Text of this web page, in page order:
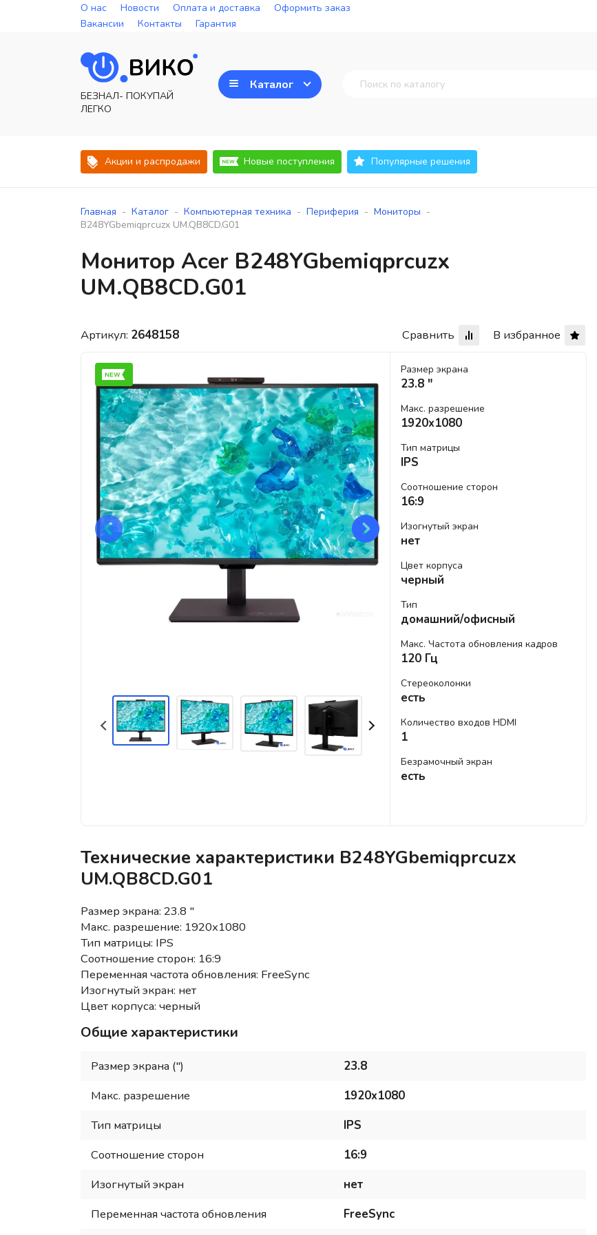
О нас Новости Оплата и доставка
Оформить заказ
Вакансии
Контакты Гарантия
БЕЗНАЛ- ПОКУПАЙ
ЛЕГКО
Каталог
Акции и распродажи Новые поступления Популярные решения
Главная - Каталог - Компьютерная техника - Периферия - Мониторы -
B248YGbemiqprcuzx UM.QB8CD.G01
Монитор Acer B248YGbemiqprcuzx
UM.QB8CD.G01
Артикул: 2648158 Сравнить В избранное
Размер экрана
23.8 "
Макс. разрешение
1920x1080
Тип матрицы
IPS
Соотношение сторон
16:9
Изогнутый экран
нет
Цвет корпуса
черный
Тип
домашний/офисный
Макс. Частота обновления кадров
120 Гц
Стереоколонки
есть
Количество входов HDMI
1
Безрамочный экран
есть
Технические характеристики B248YGbemiqprcuzx
UM.QB8CD.G01
Размер экрана: 23.8 "
Макс. разрешение: 1920x1080
Тип матрицы: IPS
Соотношение сторон: 16:9
Переменная частота обновления: FreeSync
Изогнутый экран: нет
Цвет корпуса: черный
Общие характеристики
Размер экрана (")
23.8
Макс. разрешение
1920x1080
Тип матрицы
IPS
Соотношение сторон
16:9
Изогнутый экран
нет
Переменная частота обновления
FreeSync